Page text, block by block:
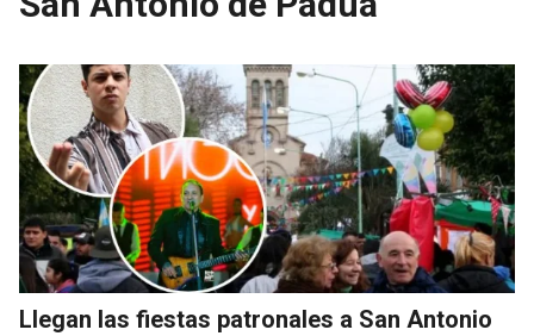
Llegan las fiestas patronales a San Antonio